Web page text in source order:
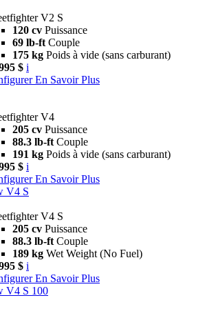
V2 S
120 cv Puissance
69 lb-ft Couple
175 kg Poids à vide (sans carburant)
$ i
En Savoir Plus
V4
205 cv Puissance
88.3 lb-ft Couple
191 kg Poids à vide (sans carburant)
$ i
En Savoir Plus
V4 S
V4 S
205 cv Puissance
88.3 lb-ft Couple
189 kg Wet Weight (No Fuel)
$ i
En Savoir Plus
V4 S 100